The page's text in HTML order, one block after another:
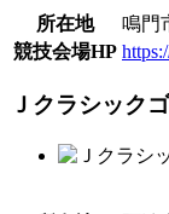
所在地
鳴門
競技会場HP
Ｊクラシック